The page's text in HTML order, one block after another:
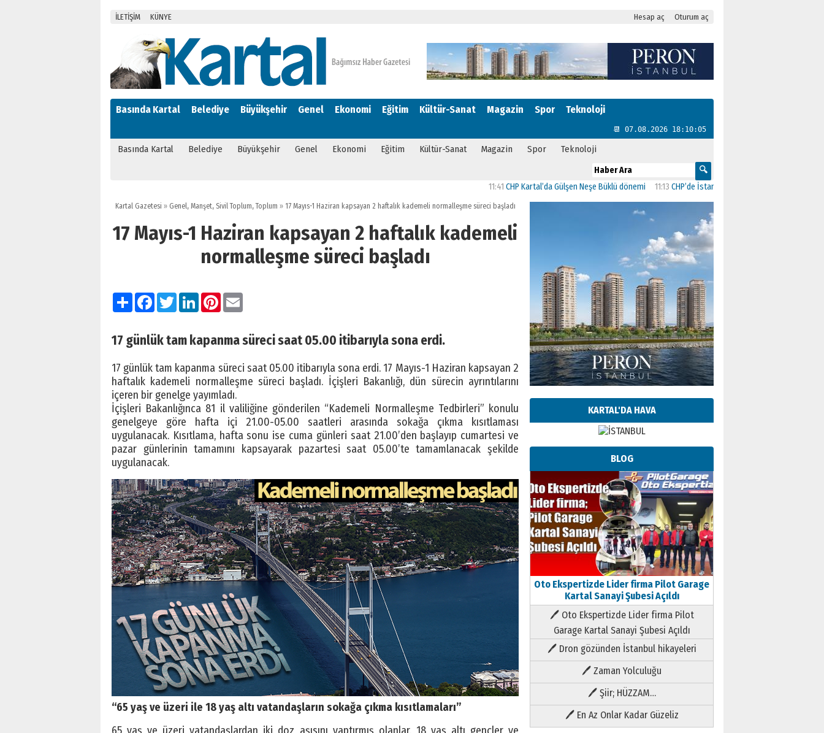
İLETİŞİM KÜNYE Hesap aç Oturum aç
Basında Kartal Belediye Büyükşehir Genel Ekonomi Eğitim Kültür-Sanat Magazin Spor Teknoloji
📆 07.08.2026 18:10:06
Basında Kartal Belediye Büyükşehir Genel Ekonomi Eğitim Kültür-Sanat Magazin Spor Teknoloji
CHP Kartal’da Gülşen Neşe Büklü dönemi 11:13CHP’de İstanbul’daki 23 İlçenin Başkanları Belli Oldu
Kartal Gazetesi » Genel, Manşet, Sivil Toplum,Toplum »17 Mayıs-1 Haziran kapsayan 2 haftalık kademeli normalleşme süreci başladı
17 Mayıs-1 Haziran kapsayan 2 haftalık kademeli
normalleşme süreci başladı
PaylaşFacebook
TwitterLinkedInPinterest
17 günlük tam kapanma süreci saat 05.00 itibarıyla sona erdi.
17 günlük tam kapanma süreci saat 05.00 itibarıyla sona erdi. 17 Mayıs-1 Haziran kapsayan 2
haftalık kademeli normalleşme süreci başladı. İçişleri Bakanlığı, dün sürecin ayrıntılarını
içeren bir genelge yayımladı.
İçişleri Bakanlığınca 81 il valiliğine gönderilen “Kademeli Normalleşme Tedbirleri” konulu
genelgeye göre hafta içi 21.00-05.00 saatleri arasında sokağa çıkma kısıtlaması
uygulanacak. Kısıtlama, hafta sonu ise cuma günleri saat 21.00’den başlayıp cumartesi ve
pazar günlerinin tamamını kapsayarak pazartesi saat 05.00’te tamamlanacak şekilde
uygulanacak.
“65 yaş ve üzeri ile 18 yaş altı vatandaşların sokağa çıkma kısıtlamaları”
KARTAL'DA HAVA
BLOG
Oto Ekspertizde Lider firma Pilot Garage
Kartal Sanayi Şubesi Açıldı
🖊 Oto Ekspertizde Lider firma Pilot
Garage Kartal Sanayi Şubesi Açıldı
🖊 Dron gözünden İstanbul hikayeleri
🖊 Zaman Yolculuğu
🖊 Şiir; HÜZZAM…
🖊 En Az Onlar Kadar Güzeliz